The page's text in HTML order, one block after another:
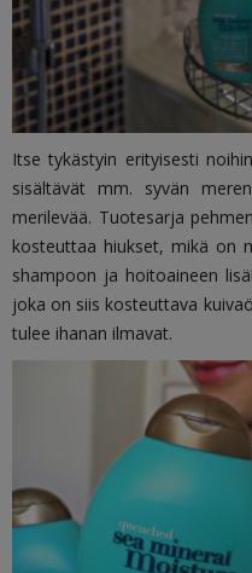
Itse tykästyin erityisesti
sisältävät mm. syvän
merilevää. Tuotesarja
kosteuttaa hiukset, mikä on
shampoon ja hoitoaineen
joka on siis kosteuttava
tulee ihanan ilmavat.